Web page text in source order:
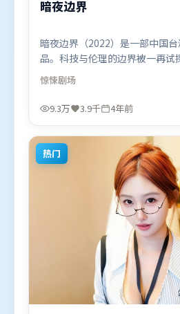
暗夜边界
暗夜边界（2022）是一部中国
品。科技与伦理的边界被一再试
起经历道德震荡。叙事线索多线
点收束。由李安执导，廖凡、长
东锡、吴京、沈腾等联袂出演。
题材的观众观看。
惊悚剧场
9.3万 3.9千 4年前
热门